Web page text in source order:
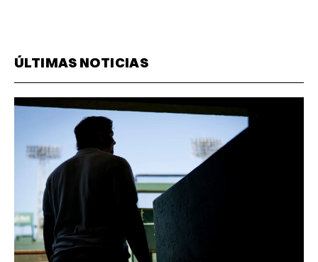
ÚLTIMAS NOTICIAS